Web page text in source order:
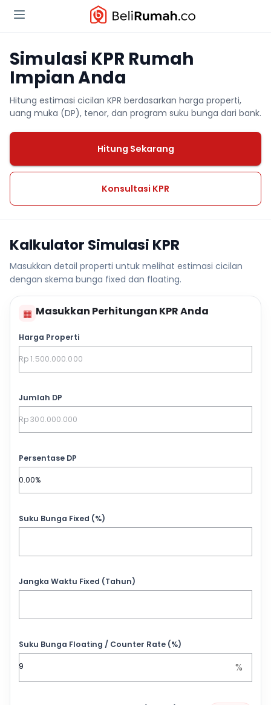
Simulasi KPR Rumah
Impian Anda
Hitung estimasi cicilan KPR berdasarkan harga properti,
uang muka (DP), tenor, dan program suku bunga dari bank.
Hitung Sekarang
Konsultasi KPR
Kalkulator Simulasi KPR
Masukkan detail properti untuk melihat estimasi cicilan
dengan skema bunga fixed dan floating.
▦ Masukkan Perhitungan KPR Anda
Harga Properti
Jumlah DP
Persentase DP
Suku Bunga Fixed (%)
Jangka Waktu Fixed (Tahun)
Suku Bunga Floating / Counter Rate (%)
%